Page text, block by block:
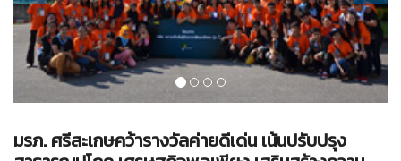
มรภ. ศรีสะเกษคว้ารางวัลค่ายดีเด่น เน้นปรับปรุง